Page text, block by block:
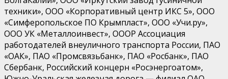
техники», ООО «Корпоративный центр ИКС 5», ООО
«Симферопольское ПО Крымпласт», ООО «Учи.ру»,
ООО УК «Металлоинвест», ОООР Ассоциация
работодателей внеуличного транспорта России, ПАО
«ОАК», ПАО «Промсвязьбанк», ПАО «Росбанк», ПАО
Сбербанк, Российский концерн «Росэнергоатом»,